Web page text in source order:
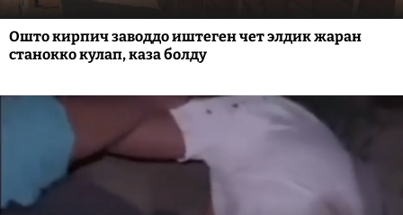
Ошто кирпич заводдо иштеген чет элдик жаран
станокко кулап, каза болду